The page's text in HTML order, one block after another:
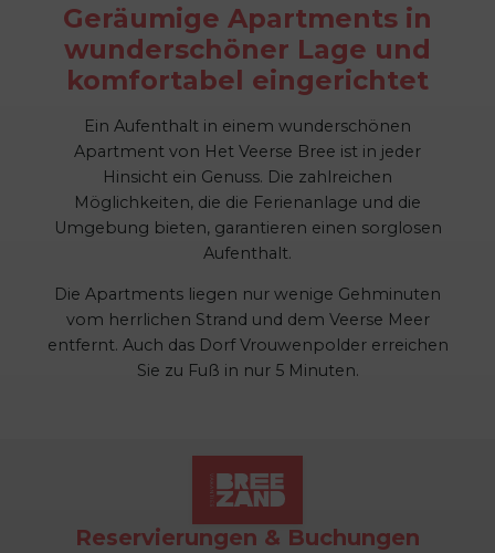
Geräumige Apartments in
wunderschöner Lage und
komfortabel eingerichtet
Ein Aufenthalt in einem wunderschönen
Apartment von Het Veerse Bree ist in jeder
Hinsicht ein Genuss. Die zahlreichen
Möglichkeiten, die die Ferienanlage und die
Umgebung bieten, garantieren einen sorglosen
Aufenthalt.
Die Apartments liegen nur wenige Gehminuten
vom herrlichen Strand und dem Veerse Meer
entfernt. Auch das Dorf Vrouwenpolder erreichen
Sie zu Fuß in nur 5 Minuten.
Reservierungen & Buchungen